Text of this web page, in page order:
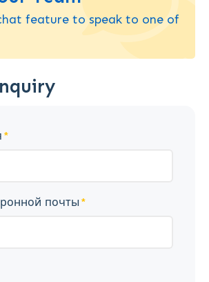
feature to speak to one of
почты